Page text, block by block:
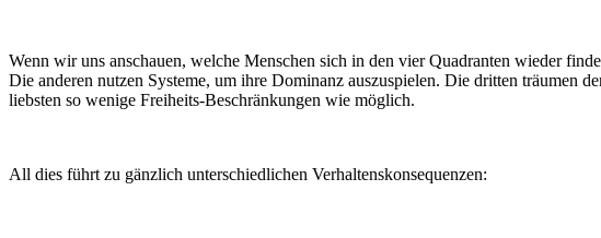
Wenn wir uns anschauen, welche Menschen sich in den vier Quadranten wieder
Die anderen nutzen Systeme, um ihre Dominanz auszuspielen. Die dritten träumen
liebsten so wenige Freiheits-Beschränkungen wie möglich.
All dies führt zu gänzlich unterschiedlichen Verhaltenskonsequenzen: